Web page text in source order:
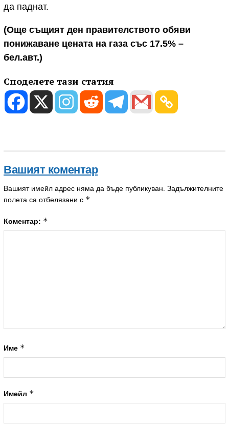
да паднат.
(Още същият ден правителството обяви
понижаване цената на газа със 17.5% –
бел.авт.)
Споделете тази статия
Вашият коментар
Вашият имейл адрес няма да бъде публикуван. Задължителните
полета са отбелязани с *
Коментар: *
Име *
Имейл *